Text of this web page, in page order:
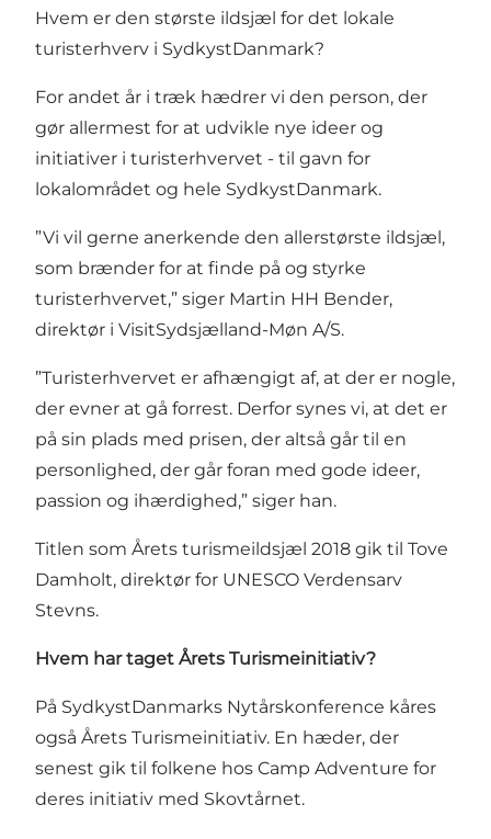
Hvem er den største ildsjæl for det lokale
turisterhverv i SydkystDanmark?
For andet år i træk hædrer vi den person, der
gør allermest for at udvikle nye ideer og
initiativer i turisterhvervet - til gavn for
lokalområdet og hele SydkystDanmark.
”Vi vil gerne anerkende den allerstørste ildsjæl,
som brænder for at finde på og styrke
turisterhvervet,” siger Martin HH Bender,
direktør i VisitSydsjælland-Møn A/S.
”Turisterhvervet er afhængigt af, at der er nogle,
der evner at gå forrest. Derfor synes vi, at det er
på sin plads med prisen, der altså går til en
personlighed, der går foran med gode ideer,
passion og ihærdighed,” siger han.
Titlen som Årets turismeildsjæl 2018 gik til Tove
Damholt, direktør for UNESCO Verdensarv
Stevns.
Hvem har taget Årets Turismeinitiativ?
På SydkystDanmarks Nytårskonference kåres
også Årets Turismeinitiativ. En hæder, der
senest gik til folkene hos Camp Adventure for
deres initiativ med Skovtårnet.